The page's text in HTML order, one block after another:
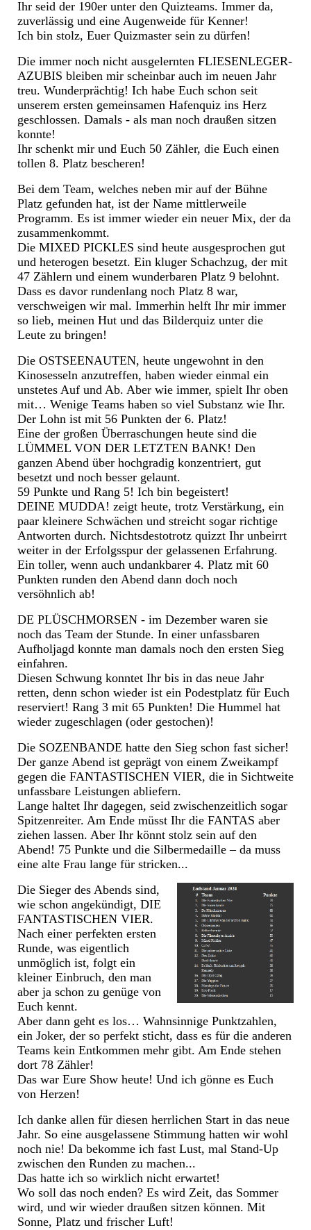
Ihr seid der 190er unter den Quizteams. Immer da,
zuverlässig und eine Augenweide für Kenner!
Ich bin stolz, Euer Quizmaster sein zu dürfen!
Die immer noch nicht ausgelernten FLIESENLEGER-
AZUBIS bleiben mir scheinbar auch im neuen Jahr
treu. Wunderprächtig! Ich habe Euch schon seit
unserem ersten gemeinsamen Hafenquiz ins Herz
geschlossen. Damals - als man noch draußen sitzen
konnte!
Ihr schenkt mir und Euch 50 Zähler, die Euch einen
tollen 8. Platz bescheren!
Bei dem Team, welches neben mir auf der Bühne
Platz gefunden hat, ist der Name mittlerweile
Programm. Es ist immer wieder ein neuer Mix, der da
zusammenkommt.
Die MIXED PICKLES sind heute ausgesprochen gut
und heterogen besetzt. Ein kluger Schachzug, der mit
47 Zählern und einem wunderbaren Platz 9 belohnt.
Dass es davor rundenlang noch Platz 8 war,
verschweigen wir mal. Immerhin helft Ihr mir immer
so lieb, meinen Hut und das Bilderquiz unter die
Leute zu bringen!
Die OSTSEENAUTEN, heute ungewohnt in den
Kinosesseln anzutreffen, haben wieder einmal ein
unstetes Auf und Ab. Aber wie immer, spielt Ihr oben
mit… Wenige Teams haben so viel Substanz wie Ihr.
Der Lohn ist mit 56 Punkten der 6. Platz!
Eine der großen Überraschungen heute sind die
LÜMMEL VON DER LETZTEN BANK! Den
ganzen Abend über hochgradig konzentriert, gut
besetzt und noch besser gelaunt.
59 Punkte und Rang 5! Ich bin begeistert!
DEINE MUDDA! zeigt heute, trotz Verstärkung, ein
paar kleinere Schwächen und streicht sogar richtige
Antworten durch. Nichtsdestotrotz quizzt Ihr unbeirrt
weiter in der Erfolgsspur der gelassenen Erfahrung.
Ein toller, wenn auch undankbarer 4. Platz mit 60
Punkten runden den Abend dann doch noch
versöhnlich ab!
DE PLÜSCHMORSEN - im Dezember waren sie
noch das Team der Stunde. In einer unfassbaren
Aufholjagd konnte man damals noch den ersten Sieg
einfahren.
Diesen Schwung konntet Ihr bis in das neue Jahr
retten, denn schon wieder ist ein Podestplatz für Euch
reserviert! Rang 3 mit 65 Punkten! Die Hummel hat
wieder zugeschlagen (oder gestochen)!
Die SOZENBANDE hatte den Sieg schon fast sicher!
Der ganze Abend ist geprägt von einem Zweikampf
gegen die FANTASTISCHEN VIER, die in Sichtweite
unfassbare Leistungen abliefern.
Lange haltet Ihr dagegen, seid zwischenzeitlich sogar
Spitzenreiter. Am Ende müsst Ihr die FANTAS aber
ziehen lassen. Aber Ihr könnt stolz sein auf den
Abend! 75 Punkte und die Silbermedaille – da muss
eine alte Frau lange für stricken...
Die Sieger des Abends sind,
wie schon angekündigt, DIE
FANTASTISCHEN VIER.
Nach einer perfekten ersten
Runde, was eigentlich
unmöglich ist, folgt ein
kleiner Einbruch, den man
aber ja schon zu genüge von
Euch kennt.
Aber dann geht es los… Wahnsinnige Punktzahlen,
ein Joker, der so perfekt sticht, dass es für die anderen
Teams kein Entkommen mehr gibt. Am Ende stehen
dort 78 Zähler!
Das war Eure Show heute! Und ich gönne es Euch
von Herzen!
Ich danke allen für diesen herrlichen Start in das neue
Jahr. So eine ausgelassene Stimmung hatten wir wohl
noch nie! Da bekomme ich fast Lust, mal Stand-Up
zwischen den Runden zu machen...
Das hatte ich so wirklich nicht erwartet!
Wo soll das noch enden? Es wird Zeit, das Sommer
wird, und wir wieder draußen sitzen können. Mit
Sonne, Platz und frischer Luft!